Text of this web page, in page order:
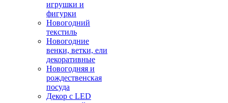
игрушки и
фигурки
Новогодний
текстиль
Новогодние
венки, ветки, ели
декоративные
Новогодняя и
рождественская
посуда
Декор с LED